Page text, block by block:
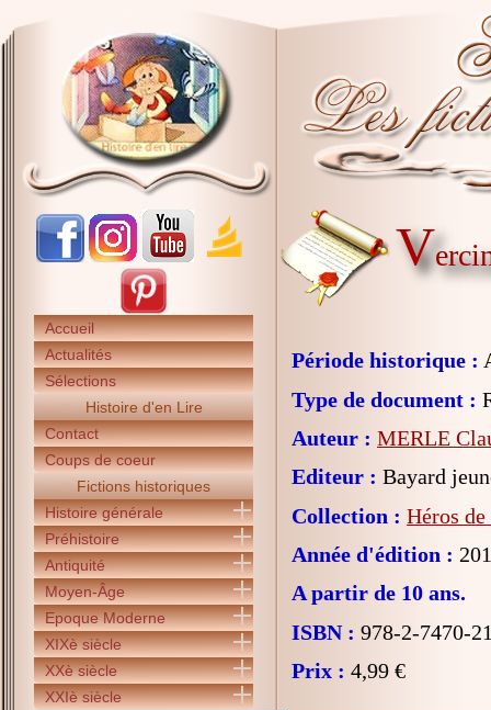
Accueil
Actualités
Sélections
Histoire d'en Lire
Contact
Coups de coeur
Fictions historiques
Histoire générale
Préhistoire
Antiquité
Moyen-Âge
Epoque Moderne
XIXè siècle
XXè siècle
XXIè siècle
V
Période historique :
Type de document :
Auteur : MERLE
Editeur : Bayard
Collection : Héros
Année d'édition :
A partir de 10 ans.
ISBN : 978-2-7470-
Prix : 4,99 €